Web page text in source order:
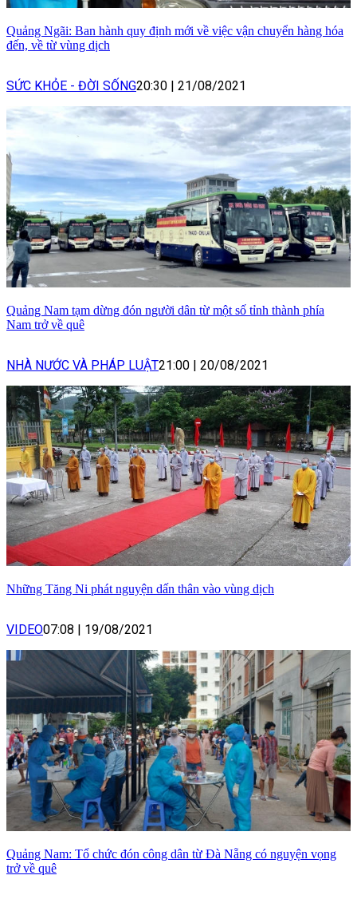
Quảng Ngãi: Ban hành quy định mới về việc vận chuyển hàng hóa
đến, về từ vùng dịch
SỨC KHỎE - ĐỜI SỐNG20:30 | 21/08/2021
Quảng Nam tạm dừng đón người dân từ một số tỉnh thành phía
Nam trở về quê
NHÀ NƯỚC VÀ PHÁP LUẬT21:00 | 20/08/2021
Những Tăng Ni phát nguyện dấn thân vào vùng dịch
VIDEO07:08 19/08/2021
Quảng Nam: Tổ chức đón công dân từ Đà Nẵng có nguyện vọng
trở về quê